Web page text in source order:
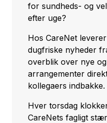
for sundheds- og
efter uge?
Hos CareNet
dugfriske nyheder
overblik over nye
arrangementer
kollegaers indbakke.
Hver torsdag
CareNets fagligt